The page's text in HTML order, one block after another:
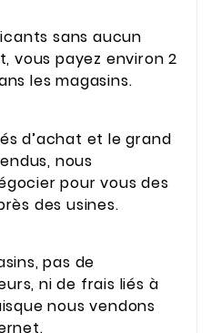
sans aucun
vous payez environ 2
les magasins.
d’achat et le grand
nous
pour vous des
des usines.
pas de
ni de frais liés à
nous vendons